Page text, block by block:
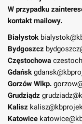
W przypadku
kontakt mailowy.
Białystok
Bydgoszcz
Częstochowa
Gdańsk
Gorzów Wlkp.
Grudziądz
Kalisz
Katowice